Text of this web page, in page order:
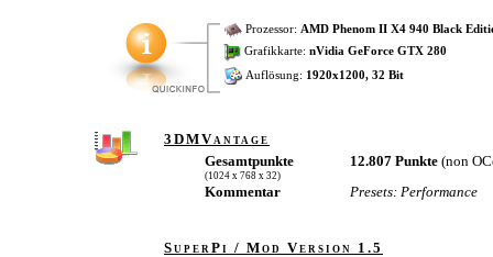
Prozessor: AMD Phenom II X4 940 Black
Grafikkarte: nVidia GeForce GTX 280
Auflösung: 1920x1200, 32 Bit
3DMVantage
Gesamtpunkte
(1024 x 768 x 32)
12.807 Punkte (non
Kommentar
Presets: Performance
SuperPi / Mod Version 1.5